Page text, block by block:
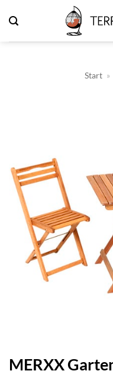
Inhalt
springen
Start »
MERXX